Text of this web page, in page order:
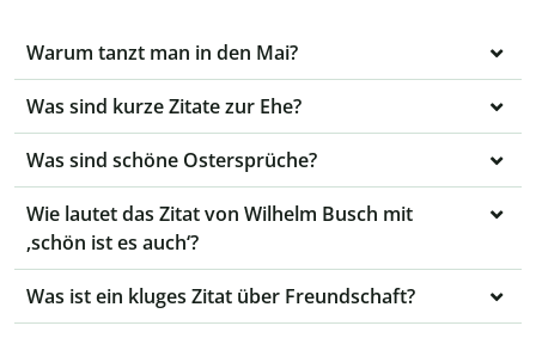
Warum tanzt man in den Mai?
Was sind kurze Zitate zur Ehe?
Was sind schöne Ostersprüche?
Wie lautet das Zitat von Wilhelm Busch mit
‚schön ist es auch‘?
Was ist ein kluges Zitat über Freundschaft?